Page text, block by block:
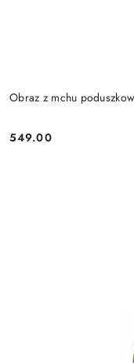
Obraz z mchu
Cena:
549.00